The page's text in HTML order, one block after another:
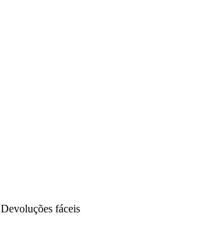
Devoluções fáceis